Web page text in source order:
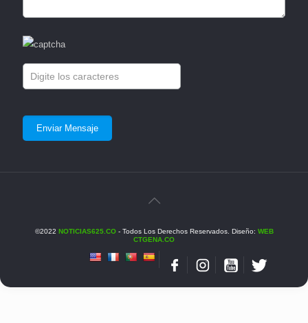
©2022 NOTICIAS625.CO- Todos Los Derechos Reservados. Diseño: WEB
CTGENA.CO